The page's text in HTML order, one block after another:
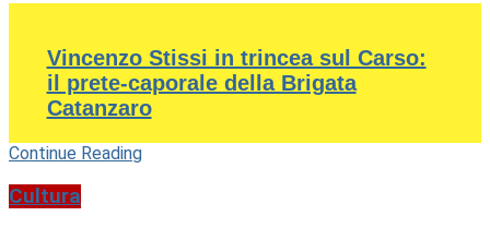
Vincenzo Stissi in trincea sul Carso:
il prete-caporale della Brigata
Catanzaro
Continue Reading
Cultura